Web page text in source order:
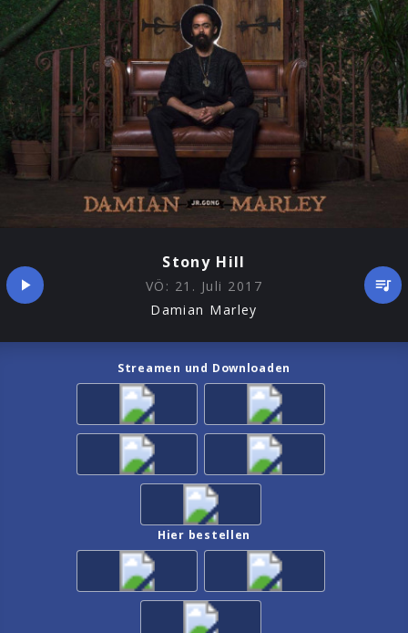
Stony Hill
VÖ: 21. Juli 2017
Damian Marley
Streamen und Downloaden
Hier bestellen